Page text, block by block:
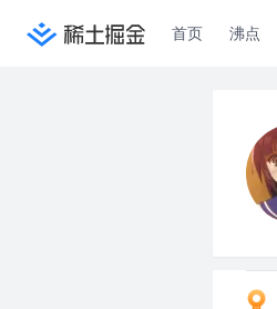
首页 沸点